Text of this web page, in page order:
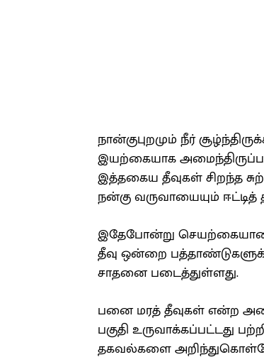
நான்குபுறமும் நீர்
இயற்கையாக
இத்தகைய தீவுகள் சிறந்த
நன்கு வருவாயையும் ஈட்டித்
இதேபோன்று
தீவு ஒன்றை
சாதனை படைத்துள்ளது.
பனை மரத் தீவுகள் என்ற
பகுதி உருவாக்கப்பட்டது
தகவல்களை